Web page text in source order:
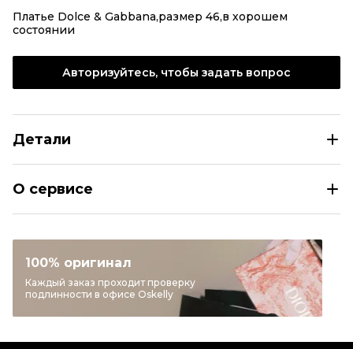
Платье Dolce & Gabbana,размер 46,в хорошем
состоянии
Авторизуйтесь, чтобы задать вопрос
Детали
Категория
Коктейльные платья
Бренд
DOLCE&GABBANA
Материал одежды
Другое
О сервисе
100% оригинал
Каждый заказ проходит проверку
подлинности в офисе Oskelly